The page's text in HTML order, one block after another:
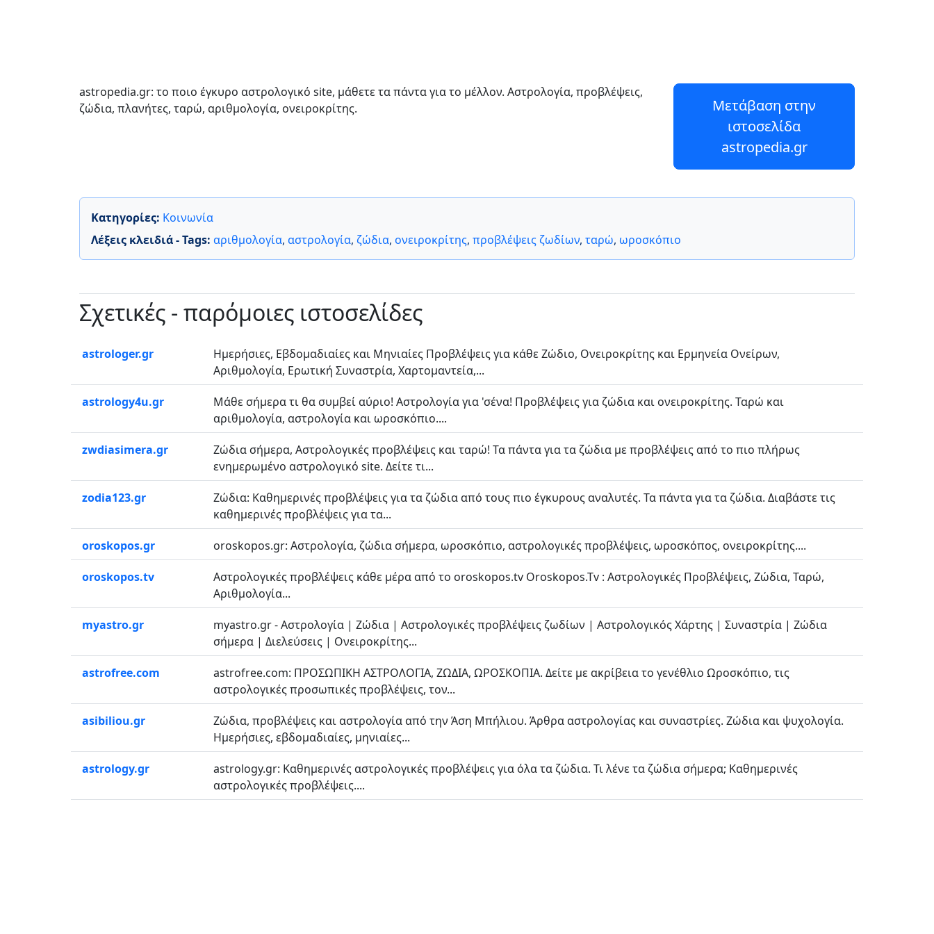
astropedia.gr: το ποιο έγκυρο αστρολογικό site, μάθετε τα πάντα για το μέλλον. Αστρολογία, προβλέψεις,
ζώδια, πλανήτες, ταρώ, αριθμολογία, ονειροκρίτης.
Μετάβαση στην
ιστοσελίδα
astropedia.gr
Κατηγορίες: Κοινωνία
Λέξεις κλειδιά - Tags: αριθμολογία, αστρολογία, ζώδια, ονειροκρίτης, προβλέψεις ζωδίων, ταρώ, ωροσκόπιο
Σχετικές - παρόμοιες ιστοσελίδες
astrologer.gr
Ημερήσιες, Εβδομαδιαίες και Μηνιαίες Προβλέψεις για κάθε Ζώδιο, Ονειροκρίτης και Ερμηνεία Ονείρων,
Αριθμολογία, Ερωτική Συναστρία, Χαρτομαντεία,...
astrology4u.gr
Μάθε σήμερα τι θα συμβεί αύριο! Αστρολογία για 'σένα! Προβλέψεις για ζώδια και ονειροκρίτης. Ταρώ και
αριθμολογία, αστρολογία και ωροσκόπιο....
zwdiasimera.gr
Ζώδια σήμερα, Αστρολογικές προβλέψεις και ταρώ! Τα πάντα για τα ζώδια με προβλέψεις από το πιο πλήρως
ενημερωμένο αστρολογικό site. Δείτε τι...
zodia123.gr
Ζώδια: Καθημερινές προβλέψεις για τα ζώδια από τους πιο έγκυρους αναλυτές. Τα πάντα για τα ζώδια. Διαβάστε τις
καθημερινές προβλέψεις για τα...
oroskopos.gr oroskopos.gr: Αστρολογία, ζώδια σήμερα, ωροσκόπιο, αστρολογικές προβλέψεις, ωροσκόπος, ονειροκρίτης....
oroskopos.tv
Αστρολογικές προβλέψεις κάθε μέρα από το oroskopos.tv Oroskopos.Tv : Αστρολογικές Προβλέψεις, Ζώδια, Ταρώ,
Αριθμολογία...
myastro.gr
myastro.gr - Αστρολογία | Ζώδια | Αστρολογικές προβλέψεις ζωδίων | Αστρολογικός Χάρτης | Συναστρία | Ζώδια
σήμερα | Διελεύσεις | Ονειροκρίτης...
astrofree.com
astrofree.com: ΠΡΟΣΩΠΙΚΗ ΑΣΤΡΟΛΟΓΙΑ, ΖΩΔΙΑ, ΩΡΟΣΚΟΠΙΑ. Δείτε με ακρίβεια το γενέθλιο Ωροσκόπιο, τις
αστρολογικές προσωπικές προβλέψεις, τον...
asibiliou.gr
Ζώδια, προβλέψεις και αστρολογία από την Άση Μπήλιου. Άρθρα αστρολογίας και συναστρίες. Ζώδια και ψυχολογία.
Ημερήσιες, εβδομαδιαίες, μηνιαίες...
astrology.gr
astrology.gr: Καθημερινές αστρολογικές προβλέψεις για όλα τα ζώδια. Τι λένε τα ζώδια σήμερα; Καθημερινές
αστρολογικές προβλέψεις....